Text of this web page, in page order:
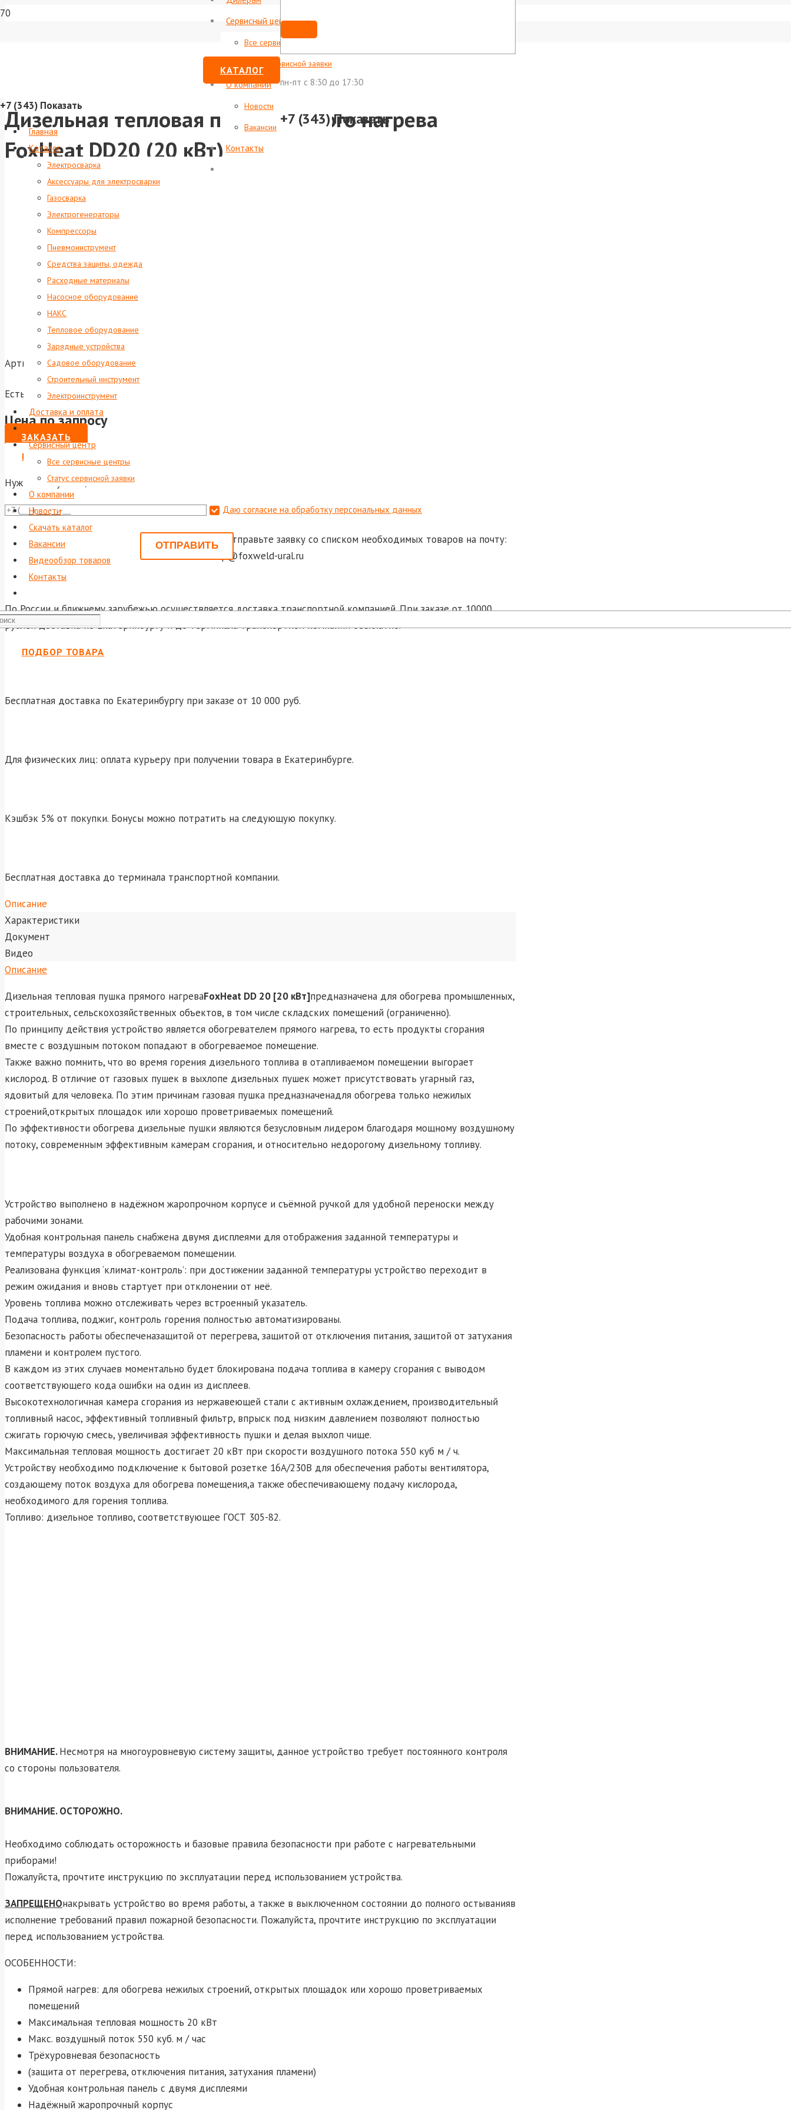
Сервисный центр
Все сервисные центры
Статус сервисной заявки
О компании
Новости
Вакансии
Контакты
КАТАЛОГ
пн-пт c 8:30 до 17:30
+7 (343)Показать
+7 (343) Показать
Главная
Каталог
Электросварка
Аксессуары для электросварки
Газосварка
Электрогенераторы
Компрессоры
Пневмоинструмент
Средства защиты, одежда
Расходные материалы
Насосное оборудование
НАКС
Тепловое оборудование
Зарядные устройства
Садовое оборудование
Строительный инструмент
Электроинструмент
Доставка и оплата
Сервисный центр
Все сервисные центры
Статус сервисной заявки
О компании
Новости
Скачать каталог
Вакансии
Видеообзор товаров
Контакты
Дизельная тепловая пушка прямого нагрева
FoxHeat DD20 (20 кВт)
Артикул: foxweld-8886
Есть в наличии
Цена по запросу
ЗАКАЗАТЬ
ВЫПИСАТЬ СЧЕТ НА ЮР. ЛИЦО
Нужна консультация?
Даю согласие на обработку персональных данных
Или отправьте заявку со списком необходимых товаров на почту:
shop@foxweld-ural.ru
По России и ближнему зарубежью осуществляется доставка транспортной компанией. При заказе от 10000
рублей доставка по Екатеринбургу и до терминала транспортной компании бесплатно.
ПОДБОР ТОВАРА
Бесплатная доставка по Екатеринбургу при заказе от 10 000 руб.
Для физических лиц: оплата курьеру при получении товара в Екатеринбурге.
Кэшбэк 5% от покупки. Бонусы можно потратить на следующую покупку.
Бесплатная доставка до терминала транспортной компании.
Описание
Характеристики
Документ
Видео
Описание
Дизельная тепловая пушка прямого нагреваFoxHeat DD 20 [20 кВт]предназначена для обогрева промышленных,
строительных, сельскохозяйственных объектов, в том числе складских помещений (ограниченно).
По принципу действия устройство является обогревателем прямого нагрева, то есть продукты сгорания
вместе с воздушным потоком попадают в обогреваемое помещение.
Также важно помнить, что во время горения дизельного топлива в отапливаемом помещении выгорает
кислород. В отличие от газовых пушек в выхлопе дизельных пушек может присутствовать угарный газ,
ядовитый для человека. По этим причинам газовая пушка предназначенадля обогрева только нежилых
строений,открытых площадок или хорошо проветриваемых помещений.
По эффективности обогрева дизельные пушки являются безусловным лидером благодаря мощному воздушному
потоку, современным эффективным камерам сгорания, и относительно недорогому дизельному топливу.
Устройство выполнено в надёжном жаропрочном корпусе и съёмной ручкой для удобной переноски между
рабочими зонами.
Удобная контрольная панель снабжена двумя дисплеями для отображения заданной температуры и
температуры воздуха в обогреваемом помещении.
Реализована функция ‘климат-контроль’: при достижении заданной температуры устройство переходит в
режим ожидания и вновь стартует при отклонении от неё.
Уровень топлива можно отслеживать через встроенный указатель.
Подача топлива, поджиг, контроль горения полностью автоматизированы.
Безопасность работы обеспеченазащитой от перегрева, защитой от отключения питания, защитой от затухания
пламени и контролем пустого.
В каждом из этих случаев моментально будет блокирована подача топлива в камеру сгорания с выводом
соответствующего кода ошибки на один из дисплеев.
Высокотехнологичная камера сгорания из нержавеющей стали с активным охлаждением, производительный
топливный насос, эффективный топливный фильтр, впрыск под низким давлением позволяют полностью
сжигать горючую смесь, увеличивая эффективность пушки и делая выхлоп чище.
Максимальная тепловая мощность достигает 20 кВт при скорости воздушного потока 550 куб м / ч.
Устройству необходимо подключение к бытовой розетке 16А/230В для обеспечения работы вентилятора,
создающему поток воздуха для обогрева помещения,а также обеспечивающему подачу кислорода,
необходимого для горения топлива.
Топливо: дизельное топливо, соответствующее ГОСТ 305-82.
ВНИМАНИЕ.Несмотря на многоуровневую систему защиты, данное устройство требует постоянного контроля
со стороны пользователя.
ВНИМАНИЕ. ОСТОРОЖНО.
Необходимо соблюдать осторожность и базовые правила безопасности при работе с нагревательными
приборами!
Пожалуйста, прочтите инструкцию по эксплуатации перед использованием устройства.
ЗАПРЕЩЕНОнакрывать устройство во время работы, а также в выключенном состоянии до полного остыванияв
исполнение требований правил пожарной безопасности. Пожалуйста, прочтите инструкцию по эксплуатации
перед использованием устройства.
ОСОБЕННОСТИ:
Прямой нагрев: для обогрева нежилых строений, открытых площадок или хорошо проветриваемых
помещений
Максимальная тепловая мощность 20 кВт
Макс. воздушный поток 550 куб. м / час
Трёхуровневая безопасность
(защита от перегрева, отключения питания, затухания пламени)
Удобная контрольная панель с двумя дисплеями
Надёжный жаропрочный корпус